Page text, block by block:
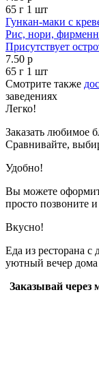
65 г 1 шт
Гункан-маки с
Рис, нори,
Присутствует
7.50 р
65 г 1 шт
Смотрите также
заведениях
Легко!
Заказать любимое
Сравнивайте,
Удобно!
Вы можете
просто позвоните и
Вкусно!
Еда из ресторана
уютный вечер
Заказывай через